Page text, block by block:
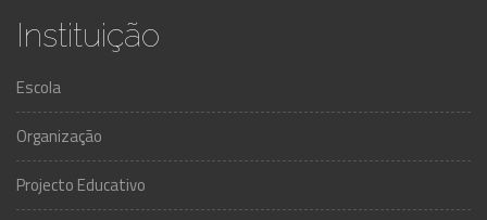
Instituição
Escola
Organização
Projecto Educativo